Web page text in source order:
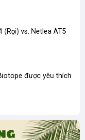
(Rọi) vs. Netlea AT5
được yêu thích